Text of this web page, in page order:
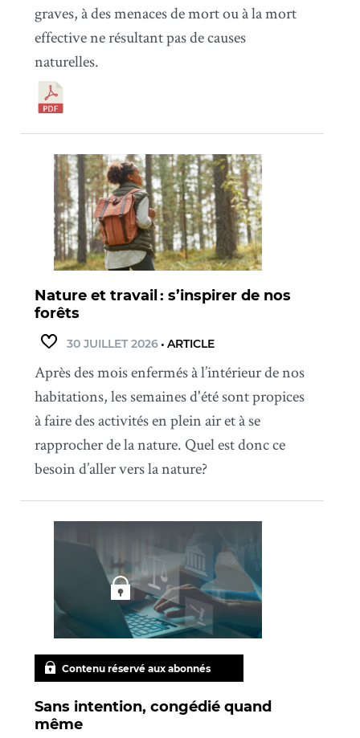
graves, à des menaces de mort ou à la mort
effective ne résultant pas de causes
naturelles.
Nature et travail : s’inspirer de nos
forêts
30 JUILLET 2026• ARTICLE
Après des mois enfermés à l’intérieur de nos
habitations, les semaines d'été sont propices
à faire des activités en plein air et à se
rapprocher de la nature. Quel est donc ce
besoin d’aller vers la nature?
Contenu réservé aux abonnés
Sans intention, congédié quand
même